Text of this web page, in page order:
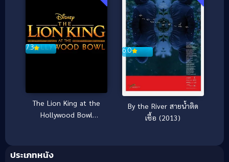
7.3
The Lion King at the
Hollywood Bowl
6.0
By the River สายน้ำติด
เชื้อ (2013)
ประเภทหนัง